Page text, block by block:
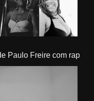
Paulo Freire com rap